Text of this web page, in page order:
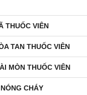
THUỐC VIÊN
TAN THUỐC VIÊN
MÒN THUỐC VIÊN
CHÁY